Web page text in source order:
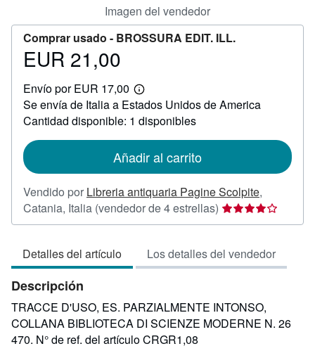
Imagen del vendedor
Comprar usado - BROSSURA EDIT. ILL.
Precio
21,00
EUR 21,00
Envío por EUR 17,00
Más
información
sobre
las
envío
Se envía de Italia a Estados Unidos de America
Cantidad disponible: 1 disponibles
Añadir al carrito
Vendido por Libreria antiquaria Pagine Scolpite,
Catania, Italia (vendedor de 4 estrellas) Calificación
del
4
de
estrellas
Detalles del artículo Los detalles del vendedor
Descripción
TRACCE D'USO, ES. PARZIALMENTE INTONSO,
COLLANA BIBLIOTECA DI SCIENZE MODERNE N. 26
470. N° de ref. del artículo CRGR1,08